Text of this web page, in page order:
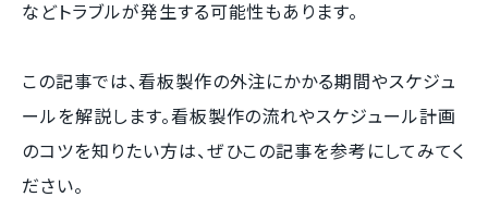
などトラブルが発生する可能性もあります。
この記事では、看板製作の外注にかかる期間やスケジュ
ールを解説します。看板製作の流れやスケジュール計画
のコツを知りたい方は、ぜひこの記事を参考にしてみてく
ださい。